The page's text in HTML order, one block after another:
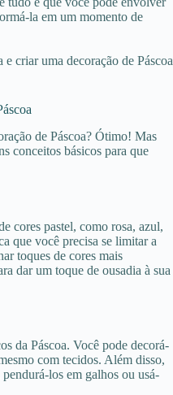
la em um momento de
criar uma decoração de Páscoa
de Páscoa? Ótimo! Mas
conceitos básicos para que
cores pastel, como rosa, azul,
que você precisa se limitar a
toques de cores mais
dar um toque de ousadia à sua
da Páscoa. Você pode decorá-
com tecidos. Além disso,
los em galhos ou usá-